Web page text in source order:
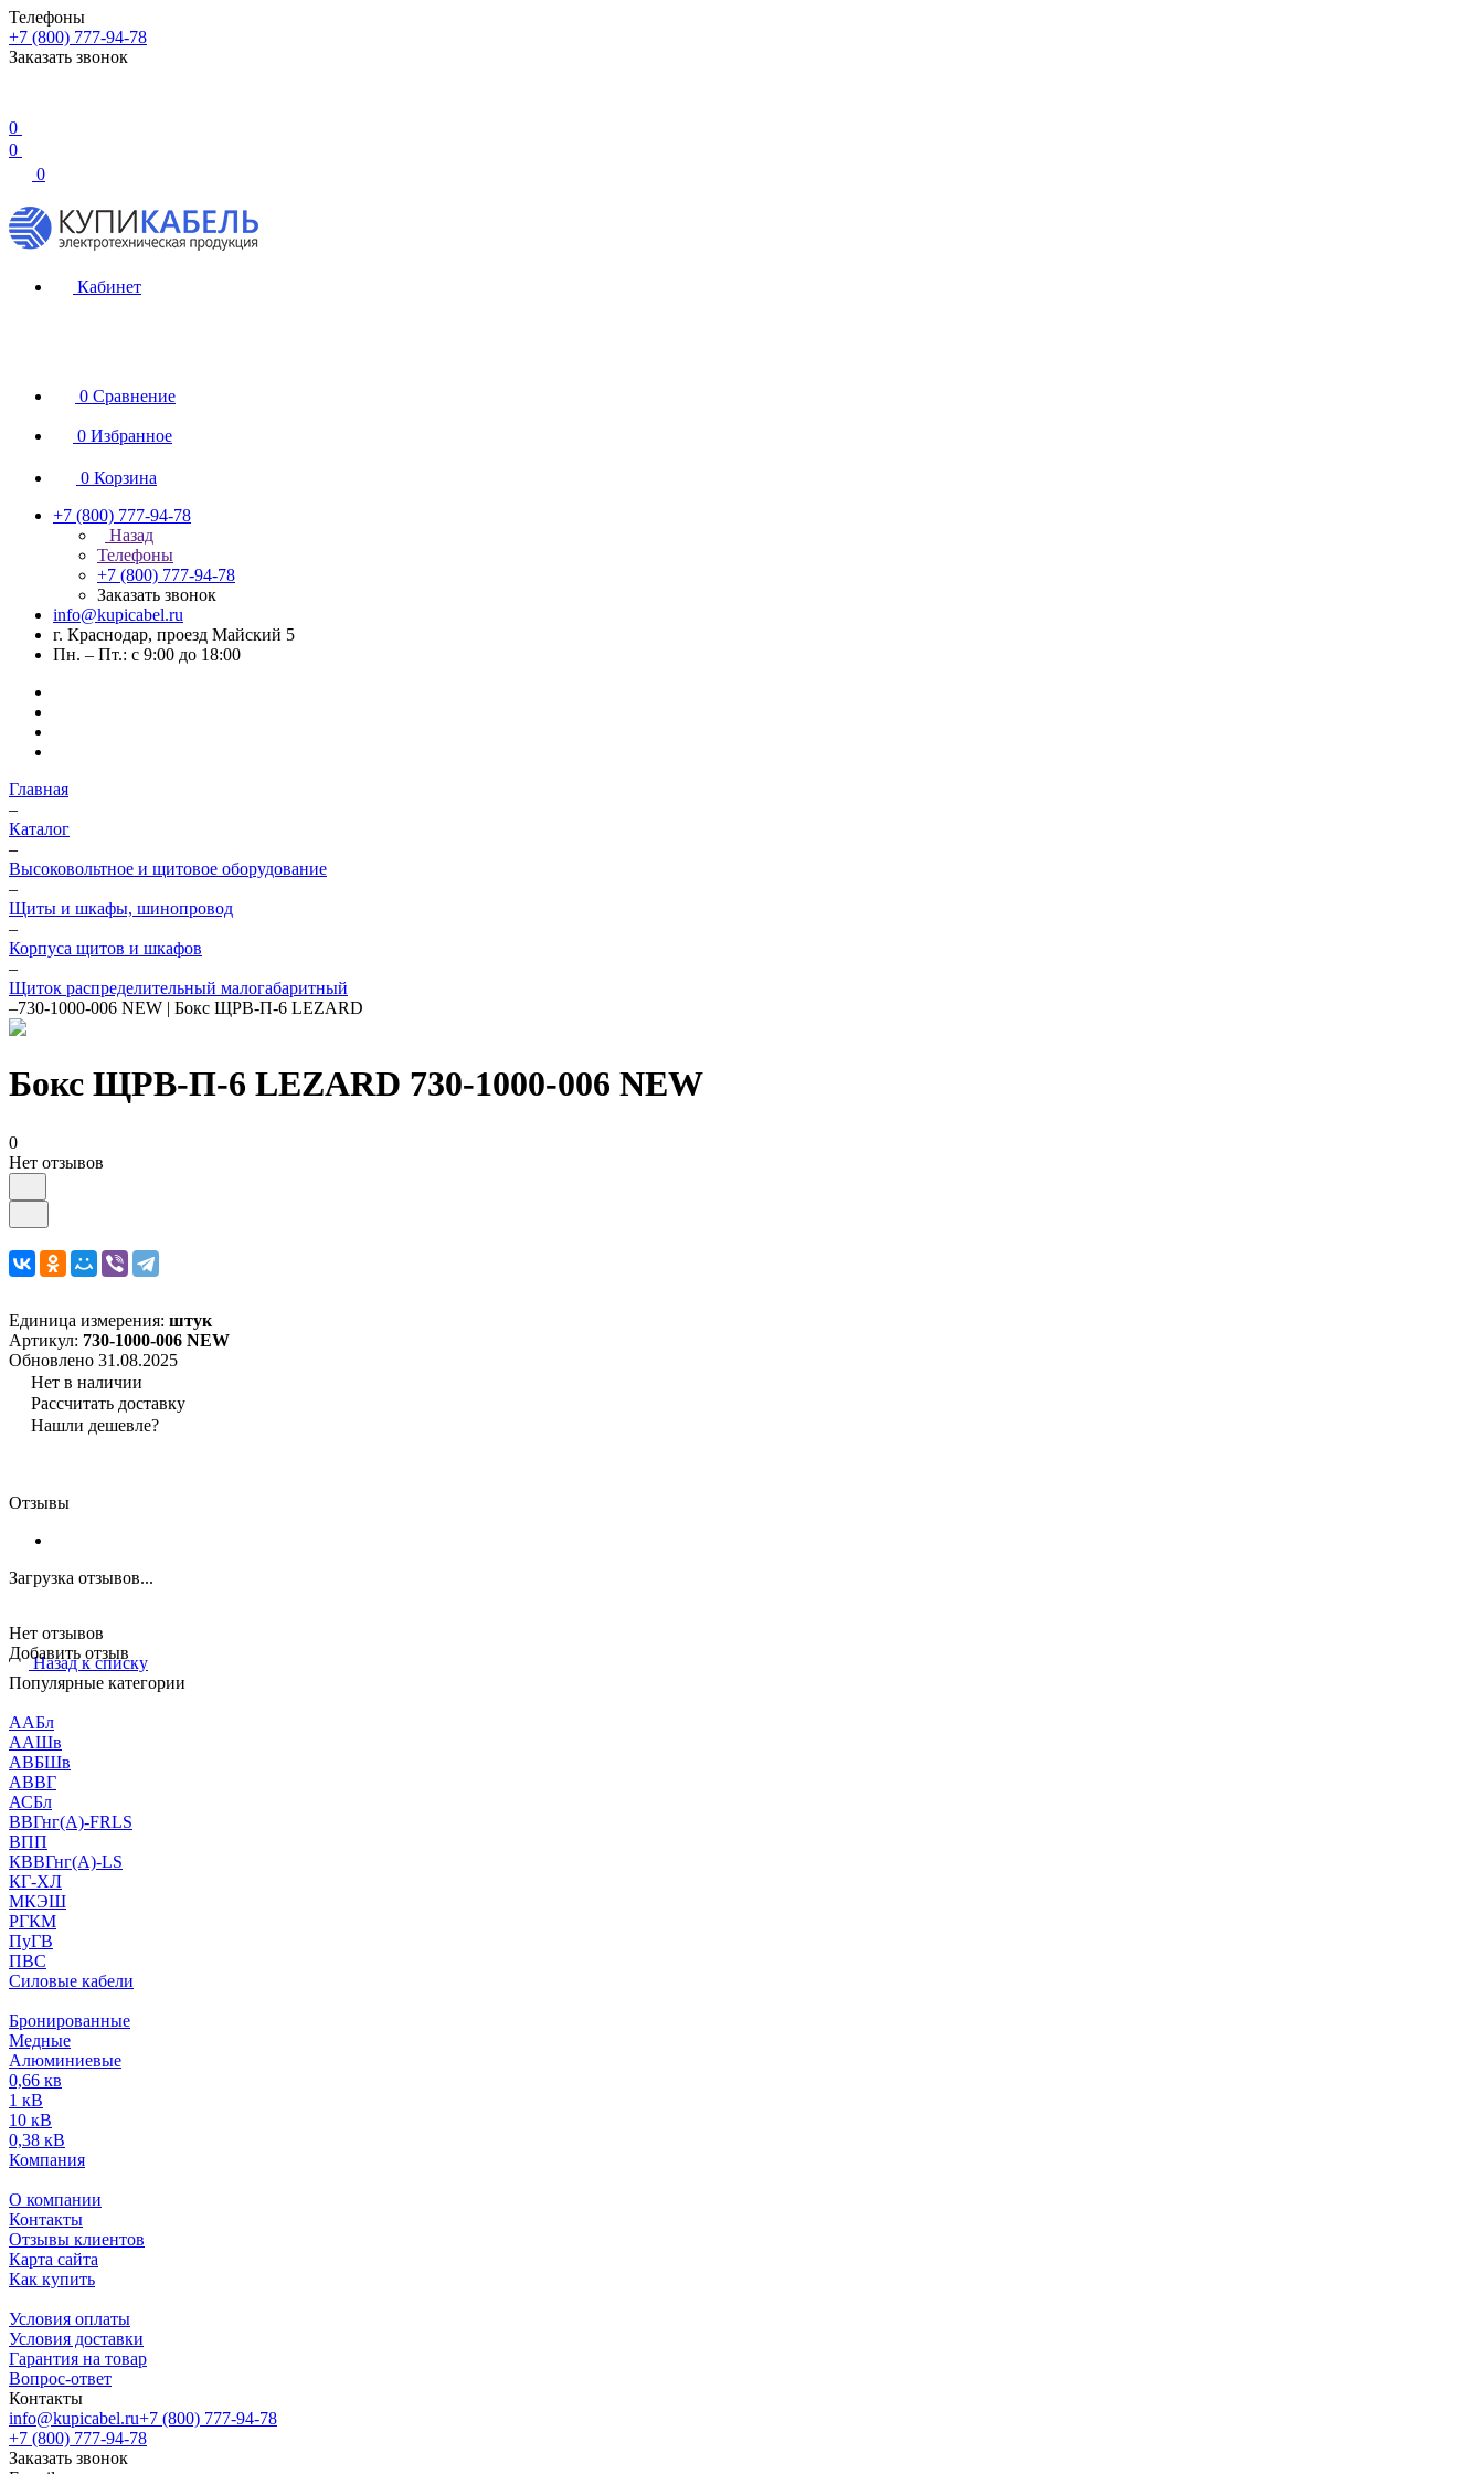
Телефоны
+7 (800) 777-94-78
Заказать звонок
0
0
0
Кабинет
0 Сравнение
0 Избранное
0 Корзина
+7 (800) 777-94-78
Назад
Телефоны
+7 (800) 777-94-78
Заказать звонок
info@kupicabel.ru
г. Краснодар, проезд Майский 5
Пн. – Пт.: с 9:00 до 18:00
Главная
–
Каталог
–
Высоковольтное и щитовое оборудование
–
Щиты и шкафы, шинопровод
–
Корпуса щитов и шкафов
–
Щиток распределительный малогабаритный
–730-1000-006 NEW | Бокс ЩРВ-П-6 LEZARD
Бокс ЩРВ-П-6 LEZARD 730-1000-006 NEW
0
Нет отзывов
Единица измерения: штук
Артикул: 730-1000-006 NEW
Обновлено 31.08.2025
Нет в наличии
Рассчитать доставку
Нашли дешевле?
Отзывы
Загрузка отзывов...
Нет отзывов
Добавить отзыв
Назад к списку
Популярные категории
ААБл
ААШв
АВБШв
АВВГ
АСБл
ВВГнг(А)-FRLS
ВПП
КВВГнг(А)-LS
КГ-ХЛ
МКЭШ
РГКМ
ПуГВ
ПВС
Силовые кабели
Бронированные
Медные
Алюминиевые
0,66 кв
1 кВ
10 кВ
0,38 кВ
Компания
О компании
Контакты
Отзывы клиентов
Карта сайта
Как купить
Условия оплаты
Условия доставки
Гарантия на товар
Вопрос-ответ
Контакты
info@kupicabel.ru+7 (800) 777-94-78
+7 (800) 777-94-78
Заказать звонок